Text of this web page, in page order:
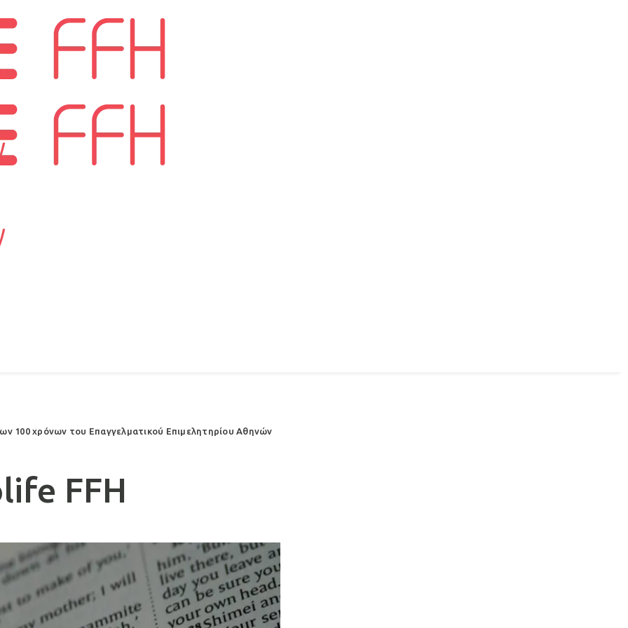
100 χρόνων του Επαγγελματικού Επιμελητηρίου Αθηνών
FFH